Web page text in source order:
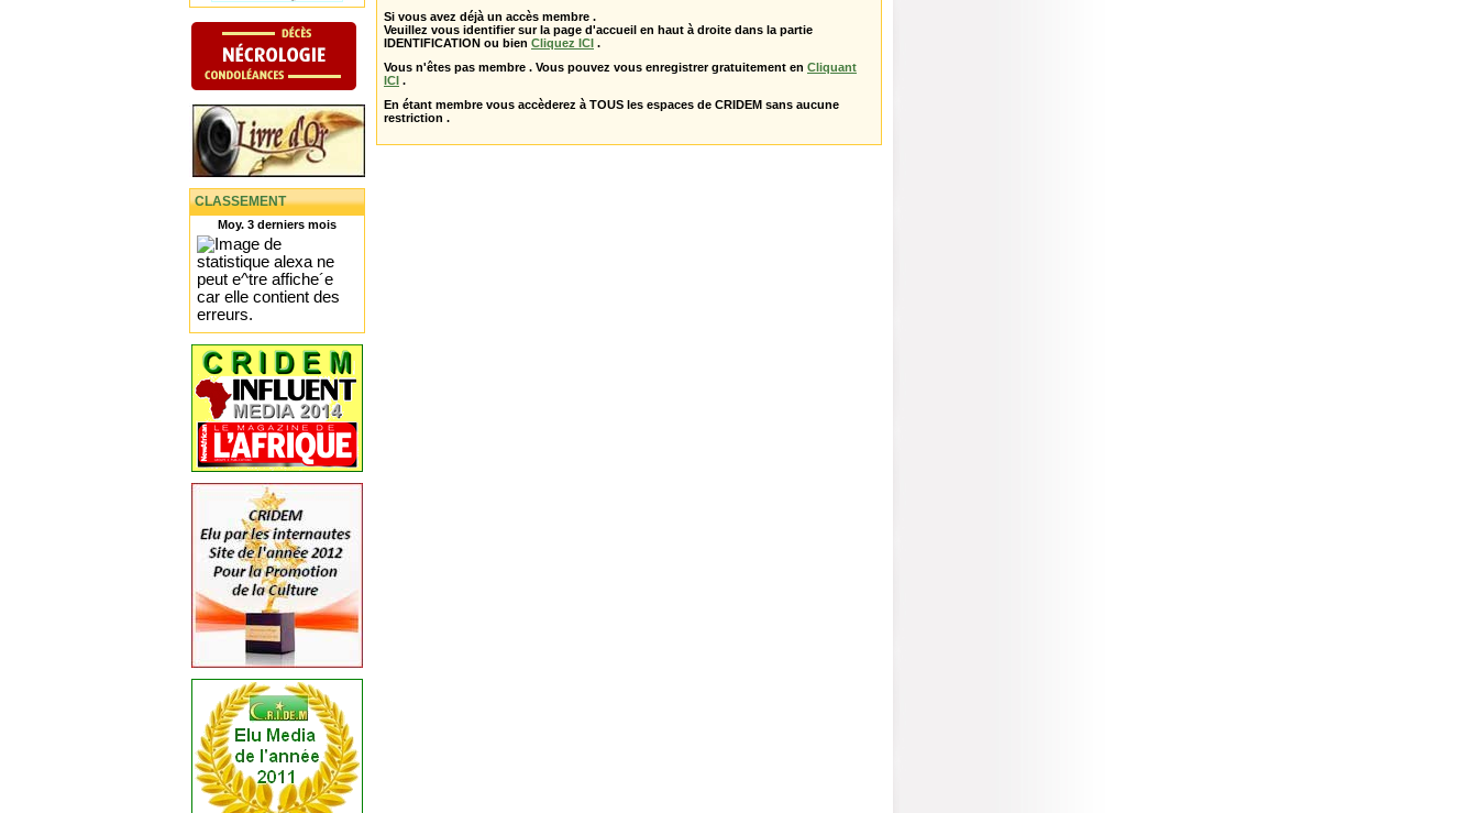
CLASSEMENT
Moy. 3 derniers mois
Si vous avez déjà un accès membre .
Veuillez vous identifier sur la page d'accueil en haut à droite dans la partie
IDENTIFICATION ou bien Cliquez ICI .
Vous n'êtes pas membre . Vous pouvez vous enregistrer gratuitement en Cliquant
ICI .
En étant membre vous accèderez à TOUS les espaces de CRIDEM sans aucune
restriction .